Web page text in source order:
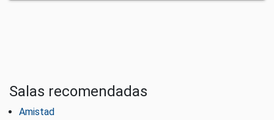
Salas recomendadas
Amistad